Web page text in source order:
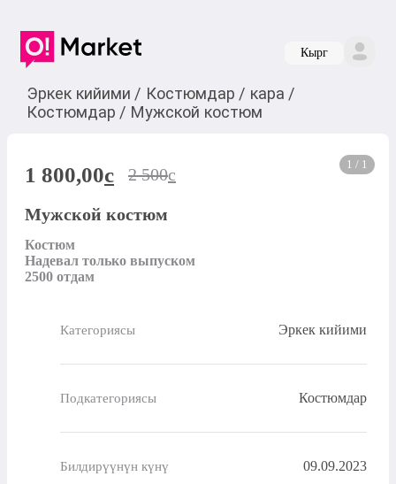
Кырг
Эркек кийими / Костюмдар / кара /
Костюмдар / Мужской костюм
1 / 1
1 800,00c 2 500c
Мужской костюм
Костюм
Надевал только выпуском
2500 отдам
Категориясы Эркек кийими
Подкатегориясы Костюмдар
Билдирүүнүн күнү 09.09.2023